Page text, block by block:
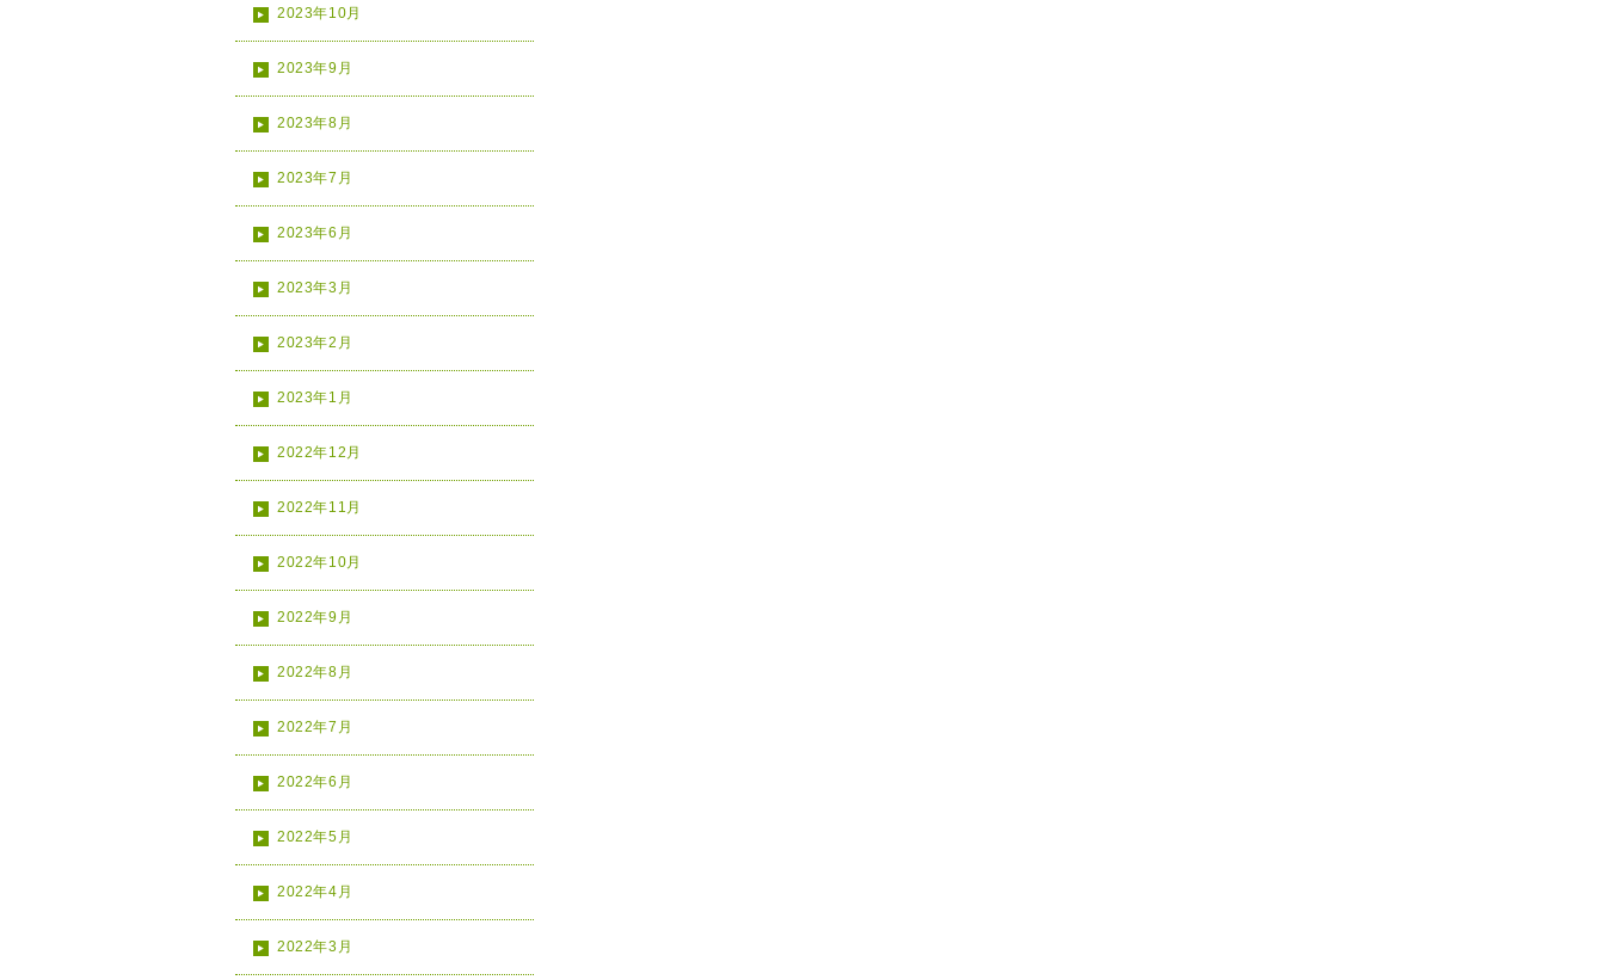
2023年10月
2023年9月
2023年8月
2023年7月
2023年6月
2023年3月
2023年2月
2023年1月
2022年12月
2022年11月
2022年10月
2022年9月
2022年8月
2022年7月
2022年6月
2022年5月
2022年4月
2022年3月